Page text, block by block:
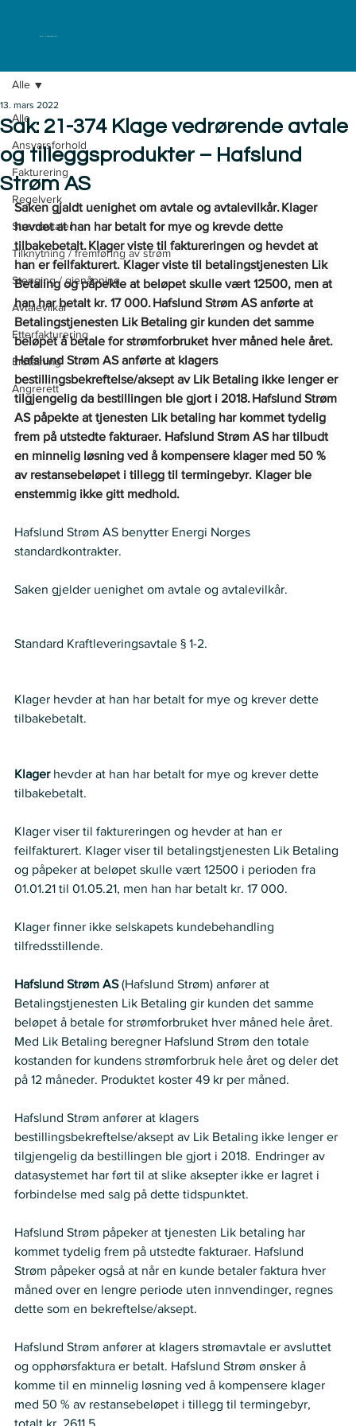
ELKLAGENEMNDA
Alle
Ansvarsforhold
Fakturering
Regelverk
Strømavtaler
Tilknytning / fremføring av strøm
Stenging / gjenåpning
Avtalevilkår
Etterfakturering
Erstatning
Angrerett
Alle
Sak: 21-374 Klage vedrørende avtale
og tilleggsprodukter – Hafslund
Strøm AS
13. mars 2022
Saken gjaldt uenighet om avtale og avtalevilkår. Klager
hevdet at han har betalt for mye og krevde dette
tilbakebetalt. Klager viste til faktureringen og hevdet at
han er feilfakturert. Klager viste til betalingstjenesten Lik
Betaling og påpekte at beløpet skulle vært 12500, men at
han har betalt kr. 17 000. Hafslund Strøm AS anførte at
Betalingstjenesten Lik Betaling gir kunden det samme
beløpet å betale for strømforbruket hver måned hele året.
Hafslund Strøm AS anførte at klagers
bestillingsbekreftelse/aksept av Lik Betaling ikke lenger er
tilgjengelig da bestillingen ble gjort i 2018. Hafslund Strøm
AS påpekte at tjenesten Lik betaling har kommet tydelig
frem på utstedte fakturaer. Hafslund Strøm AS har tilbudt
en minnelig løsning ved å kompensere klager med 50 %
av restansebeløpet i tillegg til termingebyr. Klager ble
enstemmig ikke gitt medhold.
Hafslund Strøm AS benytter Energi Norges
standardkontrakter.
Saken gjelder uenighet om avtale og avtalevilkår.
Standard Kraftleveringsavtale § 1-2.
Klager hevder at han har betalt for mye og krever dette
tilbakebetalt.
Klager hevder at han har betalt for mye og krever dette
tilbakebetalt.
Klager viser til faktureringen og hevder at han er
feilfakturert. Klager viser til betalingstjenesten Lik Betaling
og påpeker at beløpet skulle vært 12500 i perioden fra
01.01.21 til 01.05.21, men han har betalt kr. 17 000.
Klager finner ikke selskapets kundebehandling
tilfredsstillende.
Hafslund Strøm AS (Hafslund Strøm) anfører at
Betalingstjenesten Lik Betaling gir kunden det samme
beløpet å betale for strømforbruket hver måned hele året.
Med Lik Betaling beregner Hafslund Strøm den totale
kostanden for kundens strømforbruk hele året og deler det
på 12 måneder. Produktet koster 49 kr per måned.
Hafslund Strøm anfører at klagers
bestillingsbekreftelse/aksept av Lik Betaling ikke lenger er
tilgjengelig da bestillingen ble gjort i 2018.  Endringer av
datasystemet har ført til at slike aksepter ikke er lagret i
forbindelse med salg på dette tidspunktet.
Hafslund Strøm påpeker at tjenesten Lik betaling har
kommet tydelig frem på utstedte fakturaer. Hafslund
Strøm påpeker også at når en kunde betaler faktura hver
måned over en lengre periode uten innvendinger, regnes
dette som en bekreftelse/aksept.
Hafslund Strøm anfører at klagers strømavtale er avsluttet
og opphørsfaktura er betalt. Hafslund Strøm ønsker å
komme til en minnelig løsning ved å kompensere klager
med 50 % av restansebeløpet i tillegg til termingebyr,